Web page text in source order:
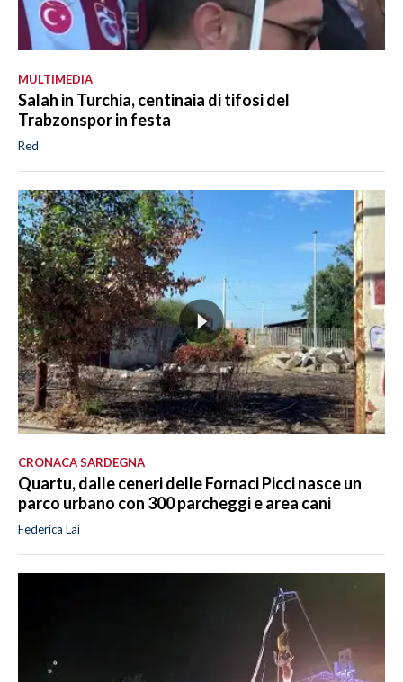
MULTIMEDIA
Salah in Turchia, centinaia di tifosi del
Trabzonspor in festa
Red
CRONACA SARDEGNA
Quartu, dalle ceneri delle Fornaci Picci nasce un
parco urbano con 300 parcheggi e area cani
Federica Lai